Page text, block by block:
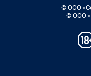
© ООО
© ООО